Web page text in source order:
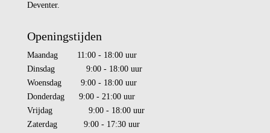
Deventer.
Openingstijden
Maandag 11:00 - 18:00 uur
Dinsdag 9:00 - 18:00 uur
Woensdag 9:00 - 18:00 uur
Donderdag 9:00 - 21:00 uur
Vrijdag 9:00 - 18:00 uur
Zaterdag 9:00 - 17:30 uur